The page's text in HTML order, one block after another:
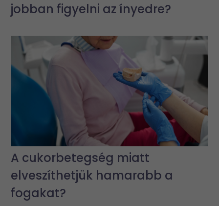
jobban figyelni az ínyedre?
A cukorbetegség miatt
elveszíthetjük hamarabb a
fogakat?